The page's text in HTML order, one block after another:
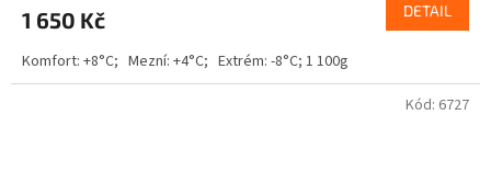
1 650 Kč DETAIL
Komfort: +8°C; Mezní: +4°C; Extrém: -8°C; 1 100g
Kód: 6727